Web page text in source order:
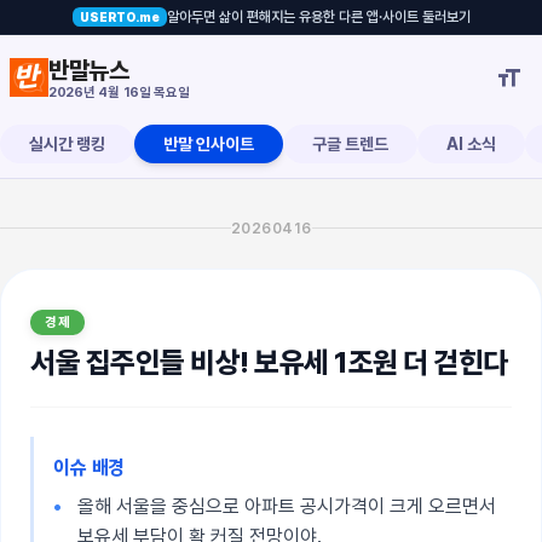
USERTO.me 알아두면 삶이 편해지는 유용한 다른 앱·사이트 둘러보기
걷힌다
반말뉴스
2026년 4월 16일 목요일 
실시간 랭킹 반말 인사이트 구글 트렌드 AI 소식
20260416
경제
서울 집주인들 비상! 보유세 1조원 더 걷힌다
이슈 배경
올해 서울을 중심으로 아파트 공시가격이 크게 오르면서
보유세 부담이 확 커질 전망이야.